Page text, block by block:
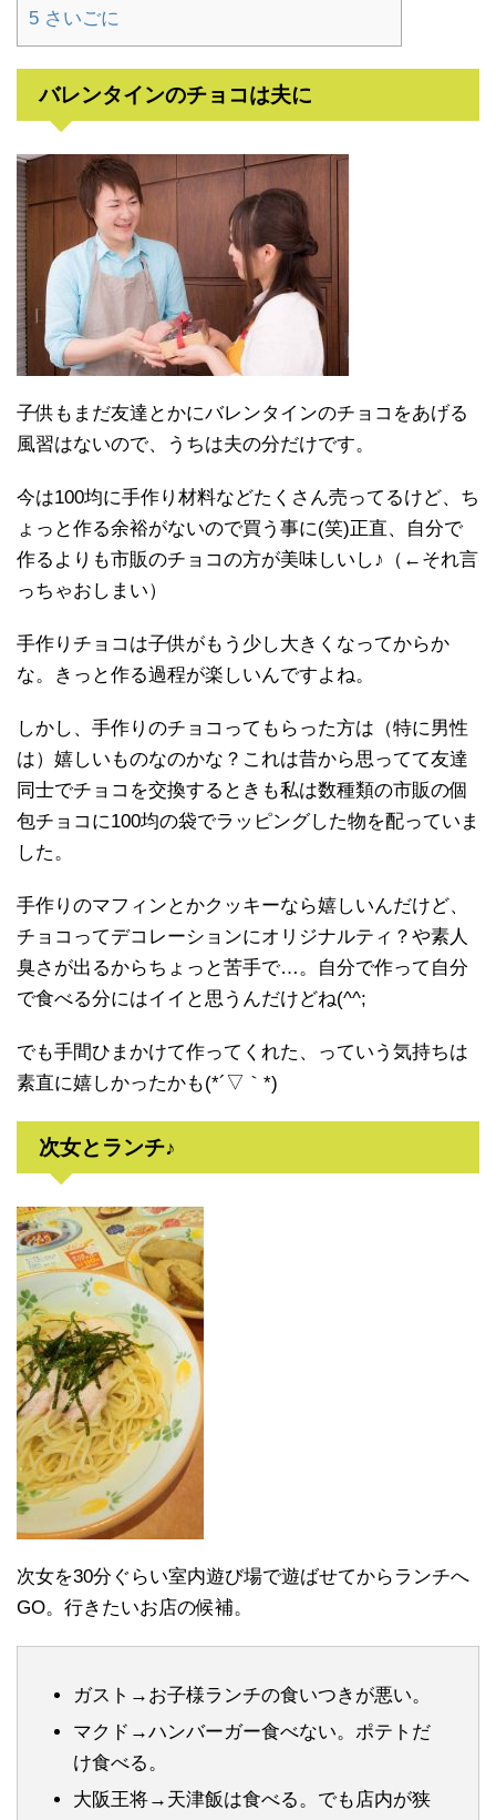
5 さいごに
バレンタインのチョコは夫に
子供もまだ友達とかにバレンタインのチョコをあげる
風習はないので、うちは夫の分だけです。
今は100均に手作り材料などたくさん売ってるけど、ち
ょっと作る余裕がないので買う事に(笑)正直、自分で
作るよりも市販のチョコの方が美味しいし♪（←それ言
っちゃおしまい）
手作りチョコは子供がもう少し大きくなってからか
な。きっと作る過程が楽しいんですよね。
しかし、手作りのチョコってもらった方は（特に男性
は）嬉しいものなのかな？これは昔から思ってて友達
同士でチョコを交換するときも私は数種類の市販の個
包チョコに100均の袋でラッピングした物を配っていま
した。
手作りのマフィンとかクッキーなら嬉しいんだけど、
チョコってデコレーションにオリジナルティ？や素人
臭さが出るからちょっと苦手で…。自分で作って自分
で食べる分にはイイと思うんだけどね(^^;
でも手間ひまかけて作ってくれた、っていう気持ちは
素直に嬉しかったかも(*´▽｀*)
次女とランチ♪
次女を30分ぐらい室内遊び場で遊ばせてからランチへ
GO。行きたいお店の候補。
ガスト→お子様ランチの食いつきが悪い。
マクド→ハンバーガー食べない。ポテトだ
け食べる。
大阪王将→天津飯は食べる。でも店内が狭